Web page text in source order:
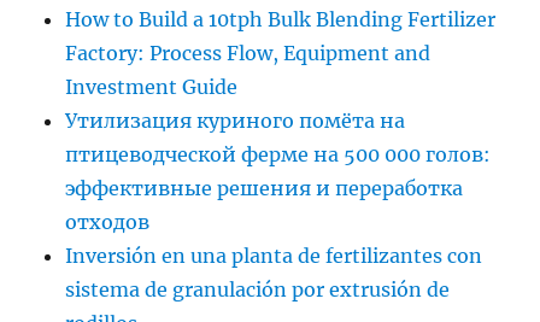
How to Build a 10tph Bulk Blending Fertilizer
Factory: Process Flow, Equipment and
Investment Guide
Утилизация куриного помёта на
птицеводческой ферме на 500 000 голов:
эффективные решения и переработка
отходов
Inversión en una planta de fertilizantes con
sistema de granulación por extrusión de